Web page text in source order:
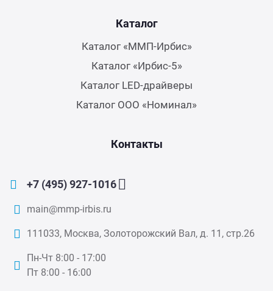
Каталог
Каталог «ММП-Ирбис»
Каталог «Ирбис-5»
Каталог LED-драйверы
Каталог ООО «Номинал»
Контакты
+7 (495) 927-1016
main@mmp-irbis.ru
111033, Москва, Золоторожский Вал, д. 11, стр.26
Пн-Чт 8:00 - 17:00
Пт 8:00 - 16:00